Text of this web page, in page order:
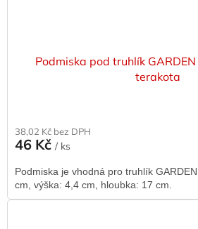
Podmiska pod truhlík
terakota
38,02 Kč bez DPH
46 Kč / ks
Podmiska je vhodná pro truhlík
cm, výška: 4,4 cm, hloubka: 17 cm.